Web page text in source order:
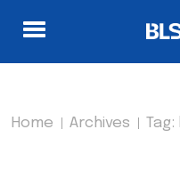
Home Archives Tag: